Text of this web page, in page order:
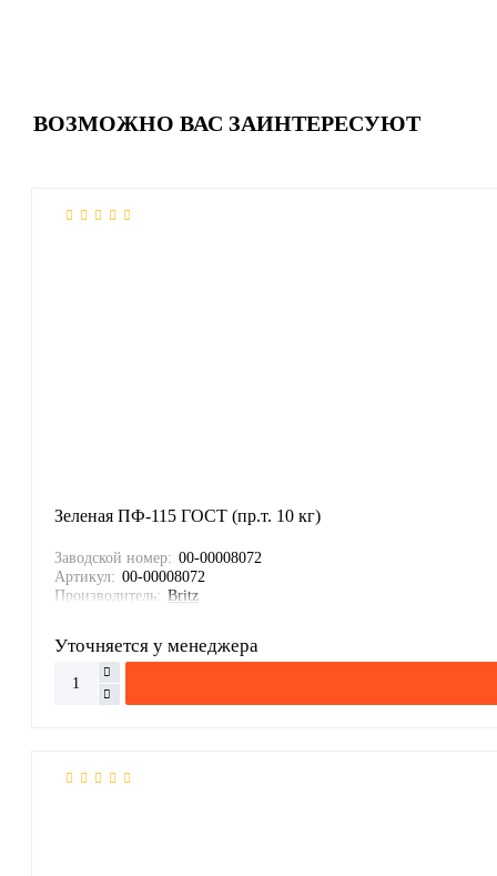
ВОЗМОЖНО ВАС ЗАИНТЕРЕСУЮТ
Зеленая ПФ-115 ГОСТ (пр.т. 10 кг)
Заводской номер: 00-00008072
Артикул: 00-00008072
Производитель: Britz
Уточняется у менеджера